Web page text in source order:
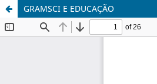
GRAMSCI E EDUCAÇÃO